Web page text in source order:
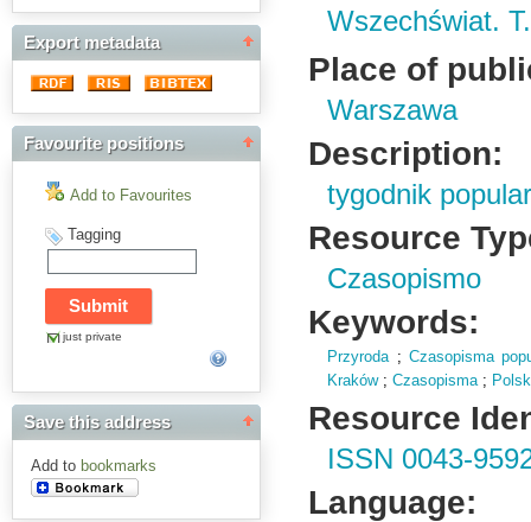
Export metadata
Favourite positions
Add to Favourites
Tagging
just private
Save this address
Add to bookmarks
Wszechświat.
Place of
Warszawa
Description:
tygodnik
Resource
Czasopismo
Keywords:
Przyroda;Czasopisma
Kraków;Czasopisma;
Resource
ISSN 0043-
Language: